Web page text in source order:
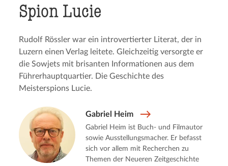
Spion Lucie
Rudolf Rössler war ein introvertierter Literat, der in
Luzern einen Verlag leitete. Gleichzeitig versorgte er
die Sowjets mit brisanten Informationen aus dem
Führerhauptquartier. Die Geschichte des
Meisterspions Lucie.
Gabriel Heim
Gabriel Heim ist Buch- und Filmautor
sowie Ausstellungsmacher. Er befasst
sich vor allem mit Recherchen zu
Themen der Neueren Zeitgeschichte